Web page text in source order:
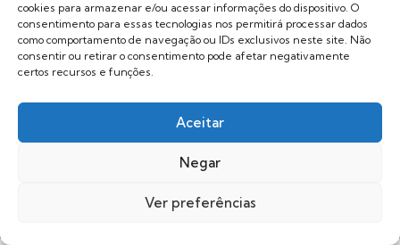
cookies para armazenar e/ou acessar informações do dispositivo. O
consentimento para essas tecnologias nos permitirá processar dados
como comportamento de navegação ou IDs exclusivos neste site. Não
consentir ou retirar o consentimento pode afetar negativamente
certos recursos e funções.
Aceitar
Negar
Ver preferências
contato@trioxp.com.br
11 99225 7805
Privacy Policy
© 2025 All rights reserved to APDESPBR.